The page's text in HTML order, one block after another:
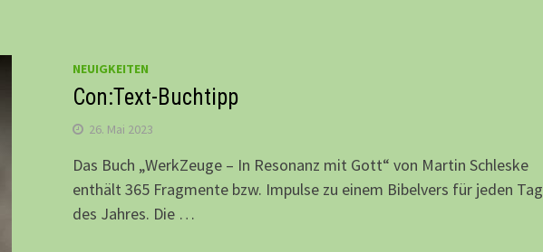
NEUIGKEITEN
Con:Text-Buchtipp
26. Mai 2023
Das Buch „WerkZeuge – In Resonanz mit Gott“ von Martin Schleske
enthält 365 Fragmente bzw. Impulse zu einem Bibelvers für jeden Tag
des Jahres. Die …